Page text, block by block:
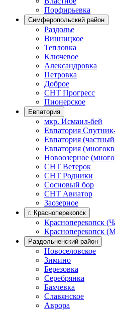
Порфирьевка
Симферопольский район
Раздолье
Винницкое
Тепловка
Ключевое
Александровка
Петровка
Доброе
СНТ Прогресс
Пионерское
Евпатория
мкр. Исмаил-бей
Евпатория
Евпатория (частный
Евпатория
Новоозерное
СНТ Ветерок
СНТ Родники
Сосновый бор
СНТ Авиатор
Заозерное
г. Красноперекопск
Красноперекопск
Красноперекопск
Раздольненский район
Новоселовское
Зимино
Березовка
Серебрянка
Бахчевка
Славянское
Аврора